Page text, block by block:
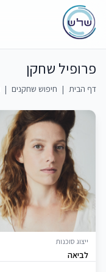
פרופיל שחקן
דף הבית | חיפוש שחקנים |
ייצוג סוכנות
לביאה